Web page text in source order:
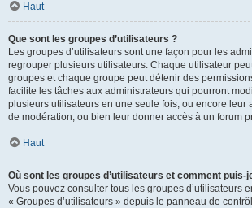
Haut
Que sont les groupes d’utilisateurs ?
Les groupes d’utilisateurs sont une façon pour les
regrouper plusieurs utilisateurs. Chaque utilisateur
groupes et chaque groupe peut détenir des
facilite les tâches aux administrateurs qui pourront
plusieurs utilisateurs en une seule fois, ou encore leur
de modération, ou bien leur donner accès à un forum
Haut
Où sont les groupes d’utilisateurs et comment puis-
Vous pouvez consulter tous les groupes d’utilisateurs
« Groupes d’utilisateurs » depuis le panneau de